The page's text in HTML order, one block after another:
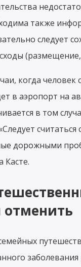
также
следует
когда
в аэропорт на
в том
дорожными
Касте.
отменить